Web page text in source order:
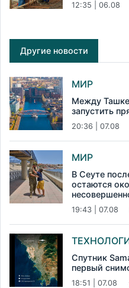
12:35 | 06.08
Другие новости
МИР
Между
запустить
20:36 | 07.08
МИР
В Сеуте
остаются
19:43 | 07.08
Спутник
первый
18:51 | 07.08